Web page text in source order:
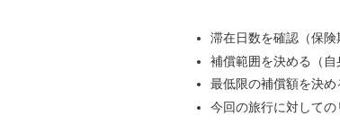
滞在日数を確認（保険
補償範囲を決める（自
最低限の補償額を決め
今回の旅行に対しての